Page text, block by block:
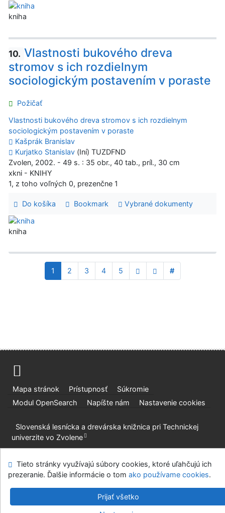
kniha
10. Vlastnosti bukového dreva
stromov s ich rozdielnym
sociologickým postavením v poraste
Požičať
Vlastnosti bukového dreva stromov s ich rozdielnym
sociologickým postavením v poraste
Kašprák Branislav
Kurjatko Stanislav (Iní) TUZDFND
Zvolen, 2002. - 49 s. : 35 obr., 40 tab., príl., 30 cm
xkni - KNIHY
1, z toho voľných 0, prezenčne 1
Do košíka Bookmark Vybrané dokumenty
kniha
1 2 3 4 5 #
Mapa stránok Prístupnosť
Súkromie
Modul OpenSearch
Napíšte nám Nastavenie cookies
Slovenská lesnícka a drevárska knižnica pri Technickej
univerzite vo Zvolene
Tieto stránky využívajú súbory cookies, ktoré uľahčujú ich
prezeranie. Ďalšie informácie o tom ako používame cookies.
Prijať všetko